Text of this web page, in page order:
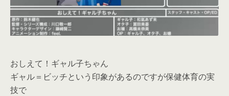
おしえて！ギャル子ちゃん
ギャル＝ビッチという印象があるのですが保健体育の実
技で